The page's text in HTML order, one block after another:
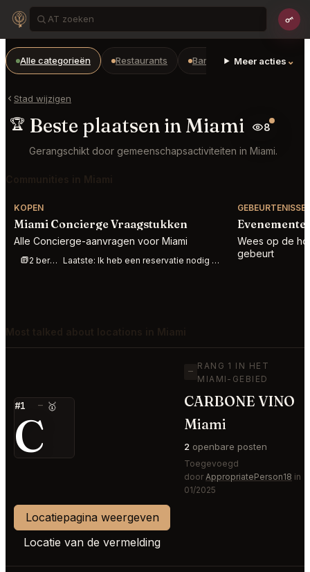
Alle categorieën Restaurants Bars Vooruitbetaalde
Meer acties ⌄
Stad wijzigen
🏆 Beste plaatsen in Miami
8
Gerangschikt door gemeenschapsactiviteiten in Miami.
KOPEN
Miami Concierge Vraagstukken
Alle Concierge-aanvragen voor Miami
2 berichten deze week Laatste:Ik heb een reservatie nodig voor 3 personen bij Amazonico morgen zaterdag 8 augustus om 8:3
Wees op de
gebeurt
#1 — 🥇
C
—
RANG 1 IN HET
MIAMI-GEBIED
CARBONE VINO
Miami
2 openbare posten
Toegevoegd
door AppropriatePerson18 in
01/2025
Locatiepagina weergeven
Locatie van de vermelding